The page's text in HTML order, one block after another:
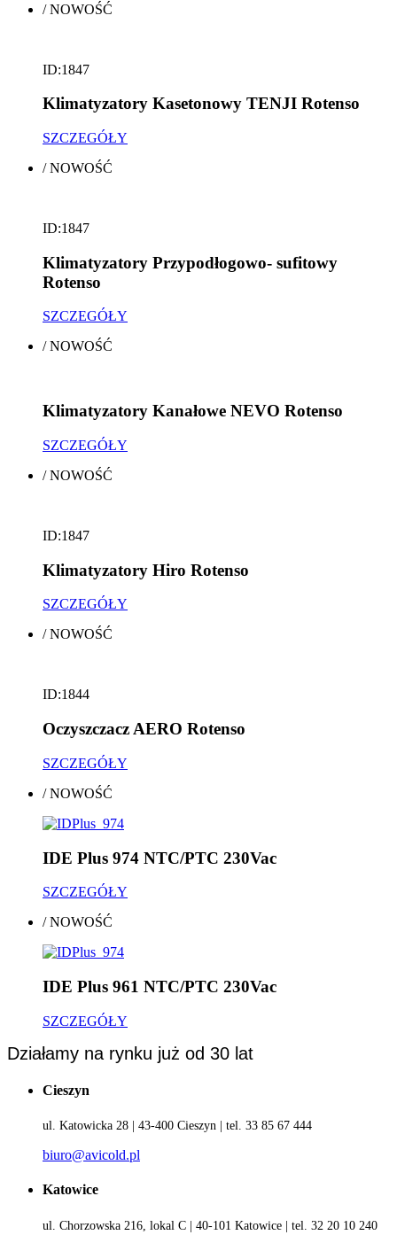
/NOWOŚĆ
ID:1847
Klimatyzatory Kasetonowy TENJI Rotenso
SZCZEGÓŁY
/NOWOŚĆ
ID:1847
Klimatyzatory Przypodłogowo- sufitowy
Rotenso
SZCZEGÓŁY
/NOWOŚĆ
Klimatyzatory Kanałowe NEVO Rotenso
SZCZEGÓŁY
/NOWOŚĆ
ID:1847
Klimatyzatory Hiro Rotenso
SZCZEGÓŁY
/NOWOŚĆ
ID:1844
Oczyszczacz AERO Rotenso
SZCZEGÓŁY
/NOWOŚĆ
IDE Plus 974 NTC/PTC 230Vac
SZCZEGÓŁY
/NOWOŚĆ
IDE Plus 961 NTC/PTC 230Vac
SZCZEGÓŁY
Działamy na rynku już od 30 lat
Cieszyn
ul. Katowicka 28 | 43-400 Cieszyn | tel. 33 85 67 444
biuro@avicold.pl
Katowice
ul. Chorzowska 216, lokal C | 40-101 Katowice | tel. 32 20 10 240